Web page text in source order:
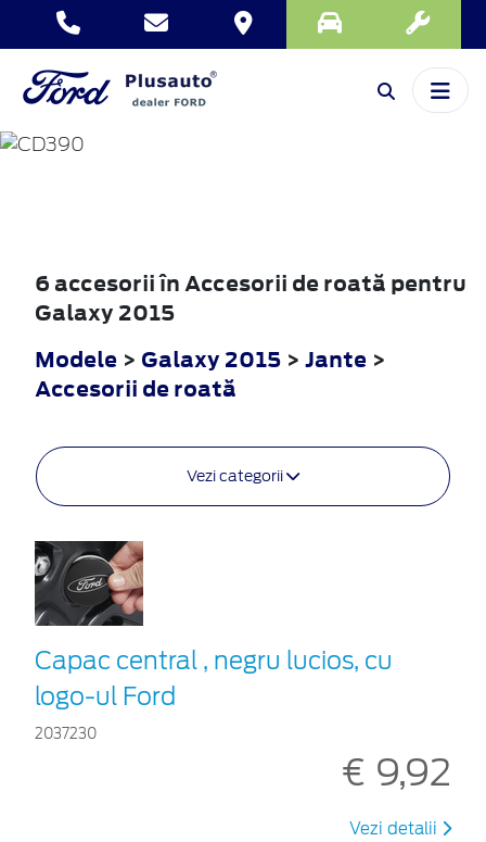
GALAXY
6 accesorii în Accesorii de roată pentru
Galaxy 2015
Modele > Galaxy 2015 > Jante >
Accesorii de roată
Vezi categorii
Capac central , negru lucios, cu
logo-ul Ford
2037230
€ 9,92
Vezi detalii